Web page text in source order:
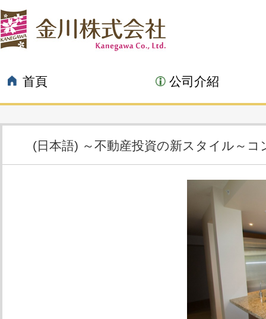
首頁 公司介紹
(日本語) ～不動産投資の新スタイル～